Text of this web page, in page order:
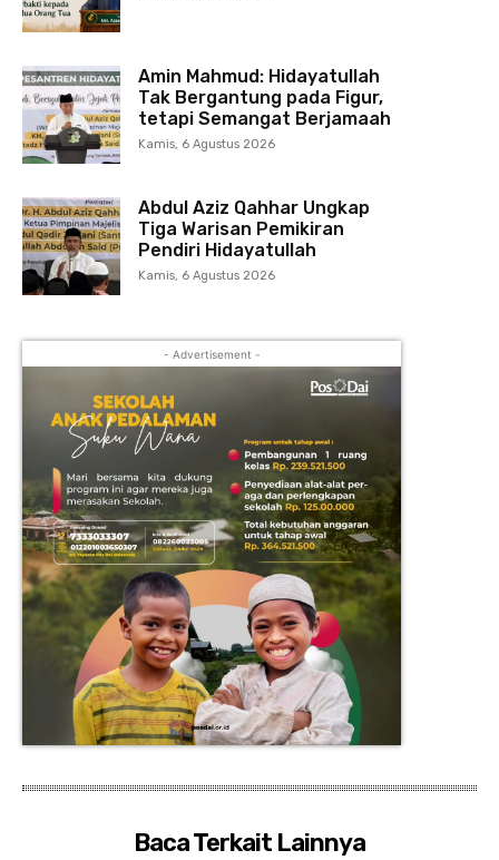
Amin Mahmud: Hidayatullah
Tak Bergantung pada Figur,
tetapi Semangat Berjamaah
Kamis, 6 Agustus 2026
Abdul Aziz Qahhar Ungkap
Tiga Warisan Pemikiran
Pendiri Hidayatullah
Kamis, 6 Agustus 2026
- Advertisement -
Baca Terkait Lainnya